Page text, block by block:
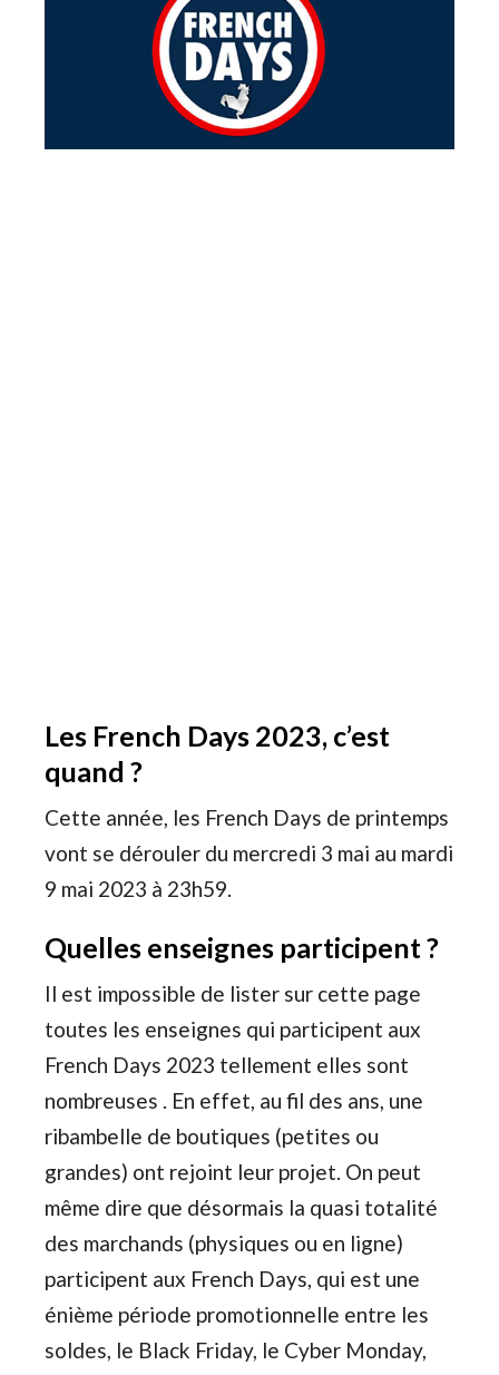
Les French Days 2023, c’est
quand ?
Cette année, les French Days de printemps
vont se dérouler du mercredi 3 mai au mardi
9 mai 2023 à 23h59.
Quelles enseignes participent ?
Il est impossible de lister sur cette page
toutes les enseignes qui participent aux
French Days 2023 tellement elles sont
nombreuses . En effet, au fil des ans, une
ribambelle de boutiques (petites ou
grandes) ont rejoint leur projet. On peut
même dire que désormais la quasi totalité
des marchands (physiques ou en ligne)
participent aux French Days, qui est une
énième période promotionnelle entre les
soldes, le Black Friday, le Cyber Monday,